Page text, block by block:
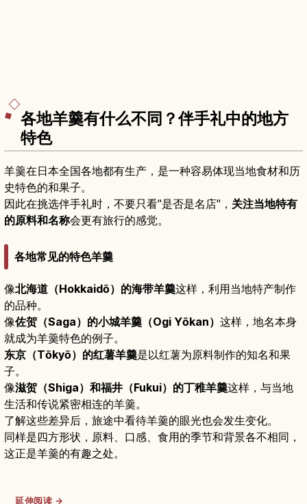
各地羊羹有什么不同？伴手礼中的地方
特色
羊羹在日本全国各地都有生产，是一种容易体现当地食材和历
史特色的和果子。
因此在挑选伴手礼时，不要只看"是否是名店"， 关注当地特有
的原料和名称会更有旅行的感觉。
各地常见的特色羊羹
像北海道（Hokkaidō）的海带羊羹这样，利用当地特产制作
的品种。
像佐贺（Saga）的小城羊羹（Ogi Yōkan） 这样，地名本身
就成为羊羹特色的例子。
东京（Tōkyō）的红薯羊羹是以红薯为原料制作的知名和果
子。
像滋贺（Shiga）和福井（Fukui）的丁稚羊羹这样，与当地
生活和传说紧密相连的羊羹。
了解这些差异后，旅途中看待羊羹的眼光也会发生变化。
同样是四方形状，原料、口感、食用的季节和背景各不相同，
这正是羊羹的有趣之处。
延伸阅读 →